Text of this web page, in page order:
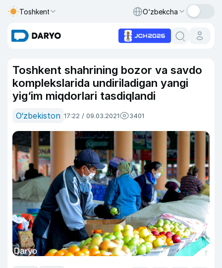
Toshkent O‘zbekcha
Toshkent shahrining bozor va savdo
komplekslarida undiriladigan yangi
yig‘im miqdorlari tasdiqlandi
O‘zbekiston 17:22 / 09.03.2021 3401